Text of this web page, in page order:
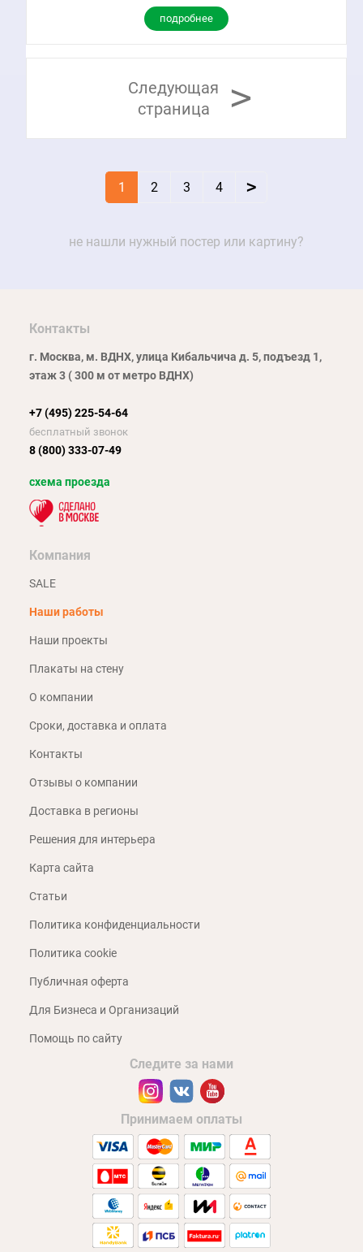
подробнее
Следующая
страница
>
1 2 3 4 >
не нашли нужный постер или картину?
Контакты
г. Москва, м. ВДНХ, улица Кибальчича д. 5, подъезд 1,
этаж 3 ( 300 м от метро ВДНХ)
+7 (495) 225-54-64
бесплатный звонок
8 (800) 333-07-49
схема проезда
Компания
SALE
Наши работы
Наши проекты
Плакаты на стену
О компании
Сроки, доставка и оплата
Контакты
Отзывы о компании
Доставка в регионы
Решения для интерьера
Карта сайта
Статьи
Политика конфиденциальности
Политика cookie
Публичная оферта
Для Бизнеса и Организаций
Помощь по сайту
Следите за нами
Принимаем оплаты